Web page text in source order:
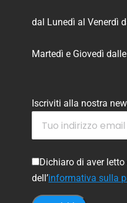
dal Lunedì al Venerdì
Martedì e Giovedì
Iscriviti alla nostra
Dichiaro di aver
dell’informativa sulla